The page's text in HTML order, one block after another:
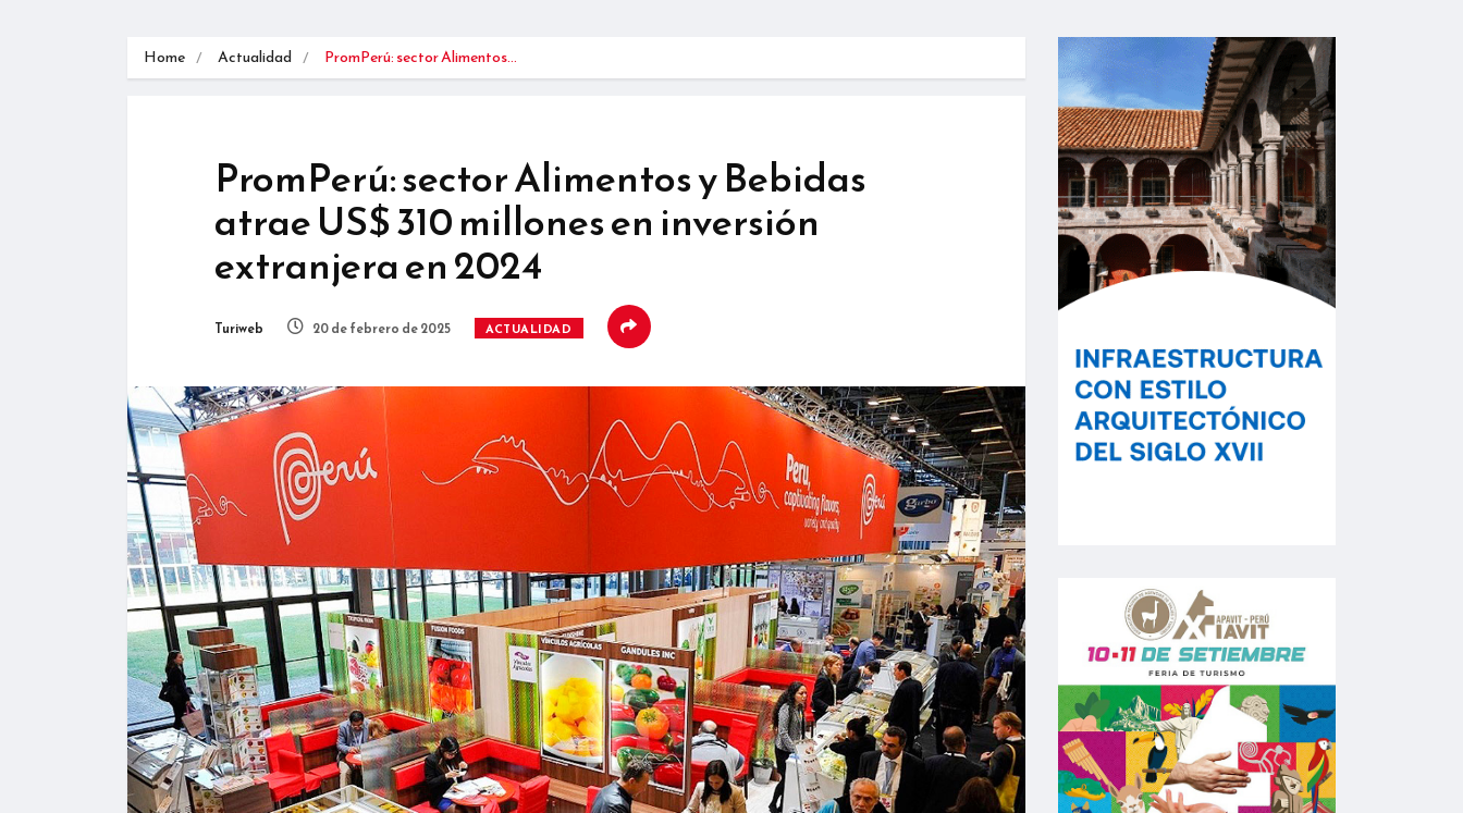
Home Actualidad PromPerú: sector Alimentos…
PromPerú: sector Alimentos y Bebidas
atrae US$ 310 millones en inversión
extranjera en 2024
Turiweb 20 de febrero de 2025 ACTUALIDAD